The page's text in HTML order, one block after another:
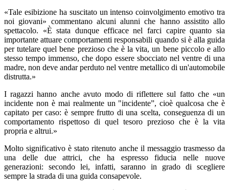
«Tale esibizione ha suscitato un intenso coinvolgimento emotivo tra
noi giovani» commentano alcuni alunni che hanno assistito allo
spettacolo. «È stata dunque efficace nel farci capire quanto sia
importante attuare comportamenti responsabili quando si è alla guida
per tutelare quel bene prezioso che è la vita, un bene piccolo e allo
stesso tempo immenso, che dopo essere sbocciato nel ventre di una
madre, non deve andar perduto nel ventre metallico di un'automobile
distrutta.»
I ragazzi hanno anche avuto modo di riflettere sul fatto che «un
incidente non è mai realmente un "incidente”, cioè qualcosa che è
capitato per caso: è sempre frutto di una scelta, conseguenza di un
comportamento rispettoso di quel tesoro prezioso che è la vita
propria e altrui.»
Molto significativo è stato ritenuto anche il messaggio trasmesso da
una delle due attrici, che ha espresso fiducia nelle nuove
generazioni: secondo lei, infatti, saranno in grado di scegliere
sempre la strada di una guida consapevole.